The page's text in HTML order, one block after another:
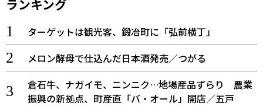
ランキング
ターゲットは観光客、鍛冶町に「弘前横丁」
メロン酵母で仕込んだ日本酒発売／つがる
倉石牛、ナガイモ、ニンニク…地場産品ずらり 農業
振興の新拠点、町産直「バ・オール」開店／五戸